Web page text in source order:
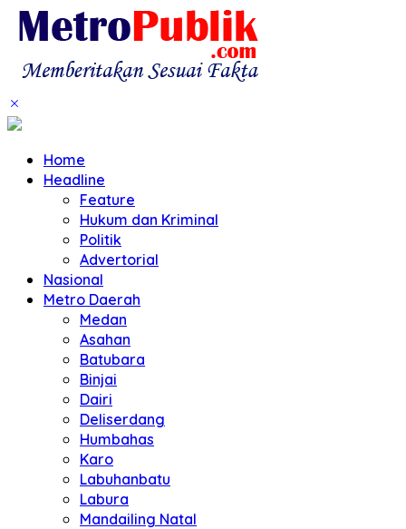
Home
Headline
Feature
Hukum dan Kriminal
Politik
Advertorial
Nasional
Metro Daerah
Medan
Asahan
Batubara
Binjai
Dairi
Deliserdang
Humbahas
Karo
Labuhanbatu
Labura
Mandailing Natal